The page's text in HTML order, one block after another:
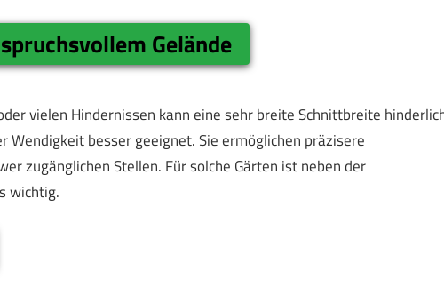
Gelände
vielen Hindernissen kann eine sehr breite Schnittbreite
besser geeignet. Sie ermöglichen präzisere
zugänglichen Stellen. Für solche Gärten ist neben der
wichtig.